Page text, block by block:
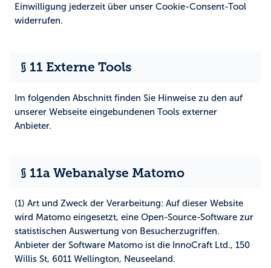
Einwilligung jederzeit über unser Cookie-Consent-Tool
widerrufen.
§ 11 Externe Tools
Im folgenden Abschnitt finden Sie Hinweise zu den auf
unserer Webseite eingebundenen Tools externer
Anbieter.
§ 11a Webanalyse Matomo
(1) Art und Zweck der Verarbeitung: Auf dieser Website
wird Matomo eingesetzt, eine Open-Source-Software zur
statistischen Auswertung von Besucherzugriffen.
Anbieter der Software Matomo ist die InnoCraft Ltd., 150
Willis St, 6011 Wellington, Neuseeland.